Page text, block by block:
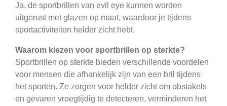
Ja, de sportbrillen van evil eye kunnen worden
uitgerust met glazen op maat, waardoor je tijdens
sportactiviteiten helder zicht hebt.
Waarom kiezen voor sportbrillen op sterkte?
Sportbrillen op sterkte bieden verschillende voordelen
voor mensen die afhankelijk zijn van een bril tijdens
het sporten. Ze zorgen voor helder zicht om obstakels
en gevaren vroegtijdig te detecteren, verminderen het